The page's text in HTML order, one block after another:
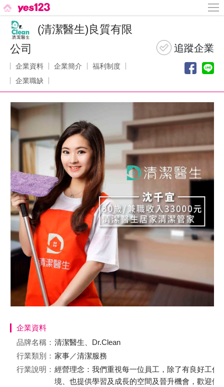
(清潔醫生)良質有限
公司
企業資料 企業簡介
福利制度
企業職缺
企業資料
品牌名稱： 清潔醫生、Dr.Clean
行業類別： 家事／清潔服務
行業說明： 經營理念：我們重視每一位員工，除了有良好工作
境、也提供學習及成長的空間及晉升機會，歡迎優